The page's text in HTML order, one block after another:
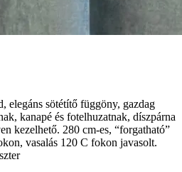
elegáns sötétítő függöny, gazdag
kanapé és fotelhuzatnak, díszpárna
kezelhető. 280 cm-es, “forgatható”
vasalás 120 C fokon javasolt.